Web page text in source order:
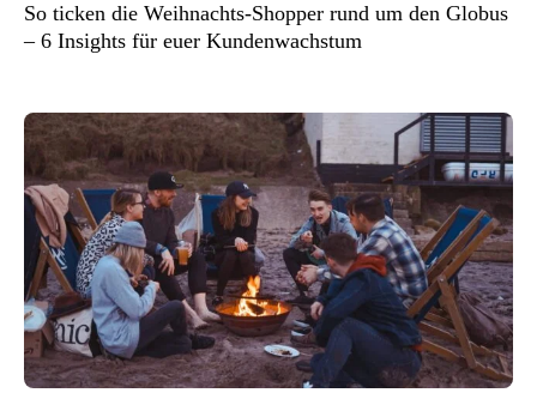
So ticken die Weihnachts-Shopper rund um den Globus
– 6 Insights für euer Kundenwachstum